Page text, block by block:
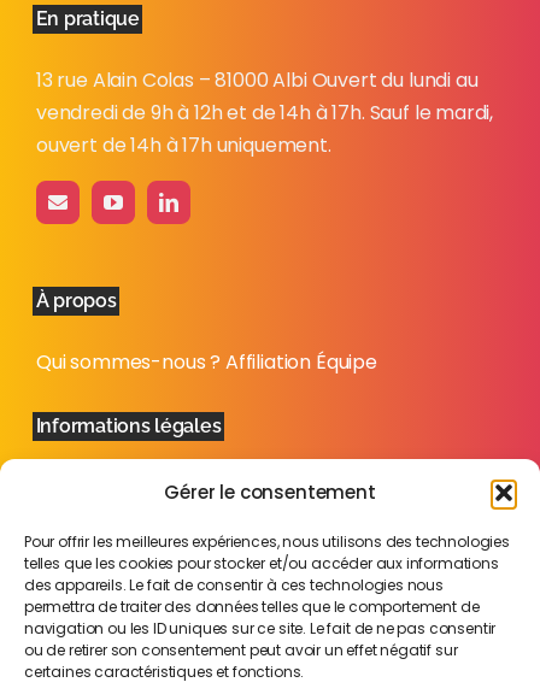
Gérer le consentement
Pour offrir les meilleures expériences, nous utilisons des technologies
telles que les cookies pour stocker et/ou accéder aux informations
des appareils. Le fait de consentir à ces technologies nous
permettra de traiter des données telles que le comportement de
navigation ou les ID uniques sur ce site. Le fait de ne pas consentir
ou de retirer son consentement peut avoir un effet négatif sur
certaines caractéristiques et fonctions.
En pratique
13 rue Alain Colas – 81000 Albi Ouvert du lundi au
vendredi de 9h à 12h et de 14h à 17h. Sauf le mardi,
ouvert de 14h à 17h uniquement.
À propos
Qui sommes-nous ? Affiliation Équipe
Informations légales
Mentions légales Politique de confidentialité